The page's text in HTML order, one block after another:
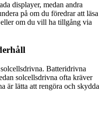
displayer, medan andra
på om du föredrar att läsa
om du vill ha tillgång via
Batteridrivna
solcellsdrivna ofta kräver
är lätta att rengöra och skydda